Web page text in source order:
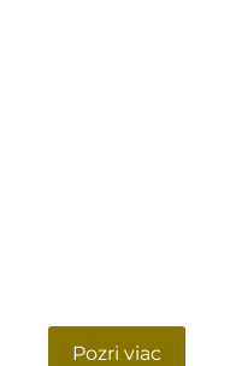
Pozri viac